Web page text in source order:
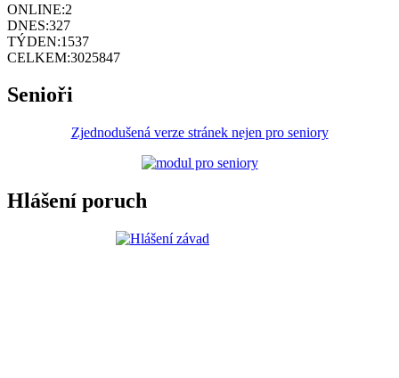
ONLINE:2
DNES:327
TÝDEN:1537
CELKEM:3025847
Senioři
Zjednodušená verze stránek nejen pro seniory
Hlášení poruch